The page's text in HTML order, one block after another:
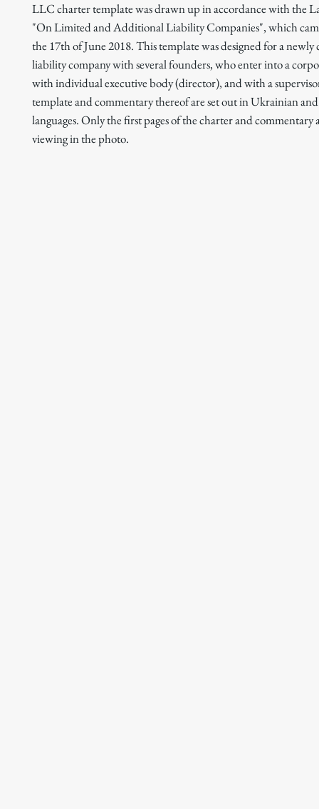
LLC charter template was drawn up in accordance with the
"On Limited and Additional Liability Companies", which
the 17th of June 2018. This template was designed for a
liability company with several founders, who enter into a
with individual executive body (director), and with a
template and commentary thereof are set out in Ukrainian
languages. Only the first pages of the charter and commentary
viewing in the photo.